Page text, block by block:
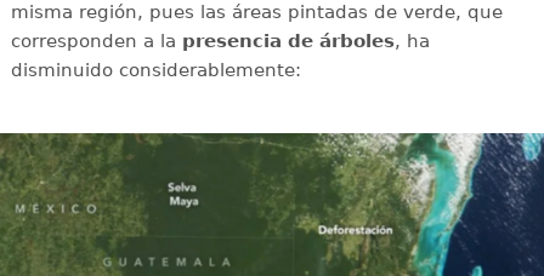
misma región, pues las áreas pintadas de verde, que
corresponden a la presencia de árboles, ha
disminuido considerablemente: